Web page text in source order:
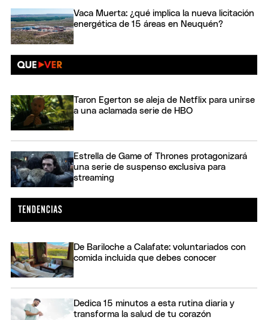
Vaca Muerta: ¿qué implica la nueva licitación
energética de 15 áreas en Neuquén?
Taron Egerton se aleja de Netflix para unirse
a una aclamada serie de HBO
Estrella de Game of Thrones protagonizará
una serie de suspenso exclusiva para
streaming
De Bariloche a Calafate: voluntariados con
comida incluida que debes conocer
Dedica 15 minutos a esta rutina diaria y
transforma la salud de tu corazón